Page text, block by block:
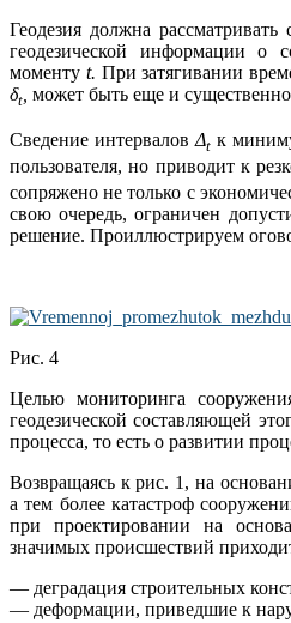
Геодезия должна
геодезической информации о
моменту t. При затягивании
δt может быть еще и
Сведение интерваловΔt к
пользователя, но приводит к
сопряжено не только с
свою очередь, ограничен
решение. Проиллюстрируем
Рис. 4
Целью мониторинга
геодезической составляющей
процесса, то есть о развитии
Возвращаясь к рис. 1, на
а тем более катастроф
при проектировании на
значимых происшествий
— деградация строительных
— деформации, приведшие к